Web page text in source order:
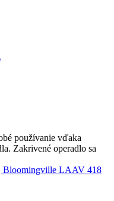
používanie vďaka
Zakrivené operadlo sa